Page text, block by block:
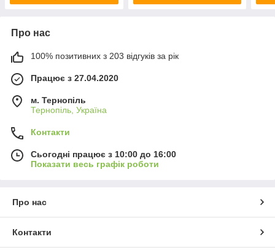
Про нас
100% позитивних з 203 відгуків за рік
Працює з 27.04.2020
м. Тернопіль
Тернопіль, Україна
Контакти
Сьогодні працює з 10:00 до 16:00
Показати весь графік роботи
Про нас
Контакти